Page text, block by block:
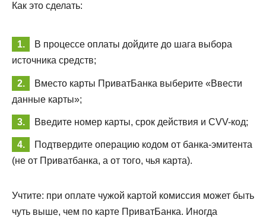
Как это сделать:
В процессе оплаты дойдите до шага выбора
источника средств;
Вместо карты ПриватБанка выберите «Ввести
данные карты»;
Введите номер карты, срок действия и CVV-код;
Подтвердите операцию кодом от банка-эмитента
(не от Приватбанка, а от того, чья карта).
Учтите: при оплате чужой картой комиссия может быть
чуть выше, чем по карте ПриватБанка. Иногда